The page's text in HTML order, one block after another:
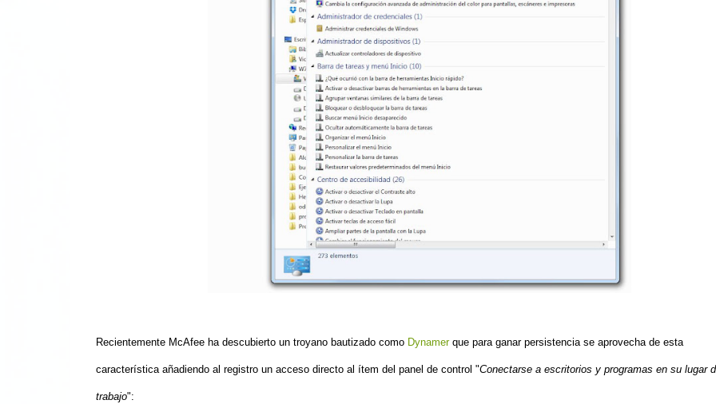
Recientemente McAfee ha descubierto un troyano bautizado como Dynamerque para ganar persistencia se aprovecha de esta
característica añadiendo al registro un acceso directo al ítem del panel de control "Conectarse a escritorios y programas en su lugar
trabajo":